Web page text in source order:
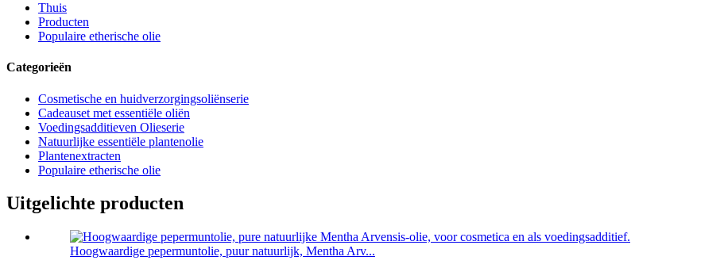
Thuis
Producten
Populaire etherische olie
Categorieën
Cosmetische en huidverzorgingsoliënserie
Cadeauset met essentiële oliën
Voedingsadditieven Olieserie
Natuurlijke essentiële plantenolie
Plantenextracten
Populaire etherische olie
Uitgelichte producten
Hoogwaardige pepermuntolie, puur natuurlijk, Mentha Arv...